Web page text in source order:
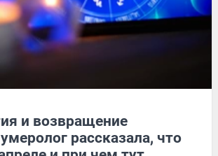
и возвращение
рассказала, что